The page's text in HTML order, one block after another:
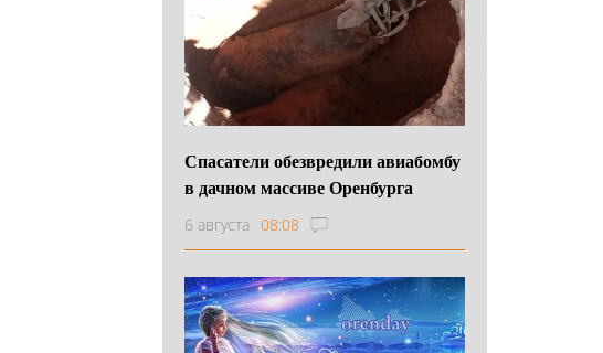
Спасатели обезвредили авиабомбу
в дачном массиве Оренбурга
6 августа 08:08